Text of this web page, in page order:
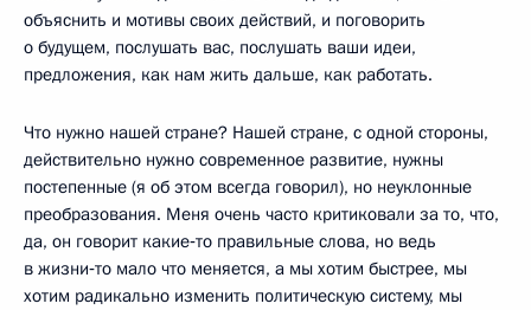
объяснить и мотивы своих действий, и поговорить
о будущем, послушать вас, послушать ваши идеи,
предложения, как нам жить дальше, как работать.
Что нужно нашей стране? Нашей стране, с одной стороны,
действительно нужно современное развитие, нужны
постепенные (я об этом всегда говорил), но неуклонные
преобразования. Меня очень часто критиковали за то, что,
да, он говорит какие‑то правильные слова, но ведь
в жизни‑то мало что меняется, а мы хотим быстрее, мы
хотим радикально изменить политическую систему, мы